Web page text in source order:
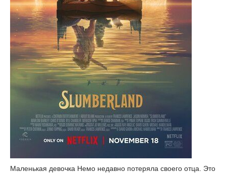
Маленькая девочка Немо недавно потеряла своего отца. Это